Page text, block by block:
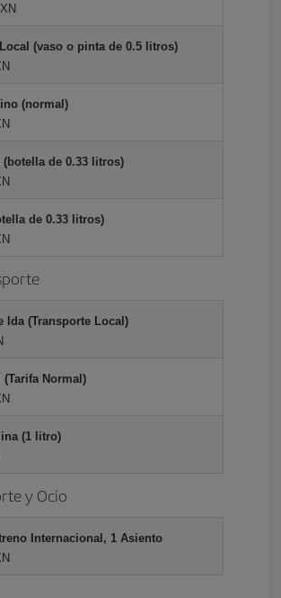
(vaso o pinta de 0.5 litros)
(normal)
(botella de 0.33 litros)
de 0.33 litros)
Ida (Transporte Local)
(Tarifa Normal)
(1 litro)
y Ocio
Internacional, 1 Asiento